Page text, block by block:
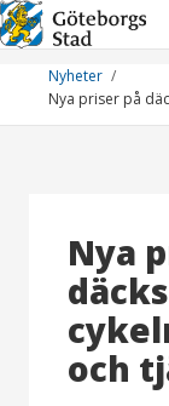
Hoppa
till
innehållNyheter
Nya priser på
Nya
och